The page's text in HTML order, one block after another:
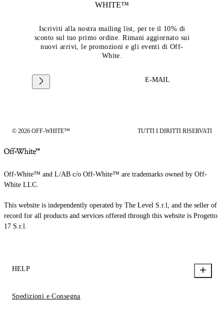
WHITE™
Iscriviti alla nostra mailing list, per te il 10% di
sconto sul tuo primo ordine. Rimani aggiornato sui
nuovi arrivi, le promozioni e gli eventi di Off-
White.
E-MAIL
© 2026 OFF-WHITE™ TUTTI I DIRITTI RISERVATI
Off-White™ and L/AB c/o Off-White™ are trademarks owned by Off-
White LLC.
This website is independently operated by The Level S.r.l, and the seller of
record for all products and services offered through this website is Progetto
17 S.r.l.
HELP
Spedizioni e Consegna